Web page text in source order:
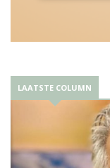
LAATSTE COLUMN